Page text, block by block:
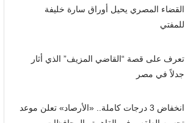
القضاء المصري يحيل أوراق سارة خليفة
للمفتي
تعرف على قصة “القاضي المزيف” الذي أثار
جدلاً في مصر
انخفاض 3 درجات كاملة.. «الأرصاد» تعلن موعد